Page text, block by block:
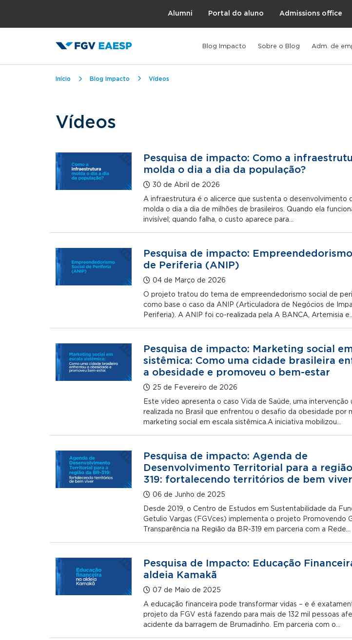
Alumni Portal do aluno Admissions office
Blog Impacto Sobre o Blog Adm. de
Trilha de navegação
Início Blog Impacto Vídeos
Vídeos
Pesquisa de impacto: Como a
molda o dia a dia da população?
30 de Abril de 2026
A infraestrutura é o alicerce que sustenta o desenvolvimento
molda o dia a dia de milhões de brasileiros. Quando ela
invisível; quando falha, o custo aparece para…
Pesquisa de impacto: Empreendedorismo
de Periferia (ANIP)
04 de Março de 2026
O projeto tratou do tema de empreendedorismo social de
como base o caso da ANIP (Articuladora de Negócios de
Periferia). A ANIP foi co-realizada pela A BANCA, Artemisia
Pesquisa de impacto: Marketing social
sistêmica: Como uma cidade brasileira
a obesidade e promoveu o bem-estar
25 de Fevereiro de 2026
Este vídeo apresenta o caso Vida de Saúde, uma intervenção
realizada no Brasil que enfrentou o desafio da obesidade por
marketing social em escala sistêmica.A iniciativa mobilizou…
Pesquisa de impacto: Agenda de
Desenvolvimento Territorial para a
319: fortalecendo territórios de bem viver
06 de Junho de 2025
Desde 2019, o Centro de Estudos em Sustentabilidade da
Getulio Vargas (FGVces) implementa o projeto Promovendo
Transparência na Região da BR-319 em parceria com a Rede…
Pesquisa de Impacto: Educação
aldeia Kamakã
07 de Maio de 2025
A educação financeira pode transformar vidas – e é
projeto da FGV está fazendo para mais de 132 mil pessoas
acidente da barragem de Brumadinho. Em parceria com o…